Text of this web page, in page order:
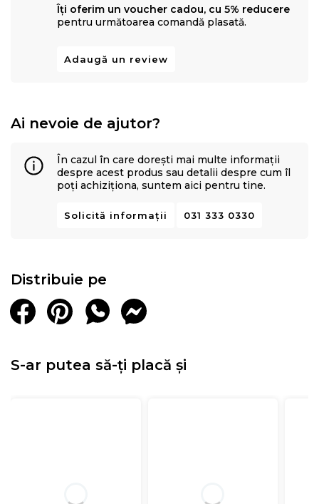
Îți oferim un voucher cadou, cu 5% reducere
pentru următoarea comandă plasată.
Adaugă un review
Ai nevoie de ajutor?
În cazul în care dorești mai multe informații
despre acest produs sau detalii despre cum îl
poți achiziționa, suntem aici pentru tine.
Solicită informații 031 333 0330
Distribuie pe
S-ar putea să-ți placă și